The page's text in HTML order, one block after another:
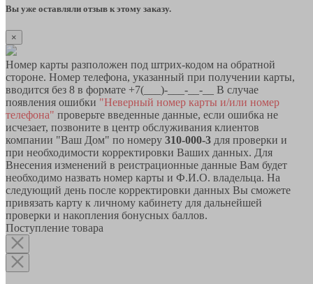
Вы уже оставляли отзыв к этому заказу.
×
Номер карты разположен под штрих-кодом на обратной
стороне. Номер телефона, указанный при получении карты,
вводится без 8 в формате +7(___)-___-__-__ В случае
появления ошибки "Неверный номер карты и/или номер
телефона" проверьте введенные данные, если ошибка не
исчезает, позвоните в центр обслуживания клиентов
компании "Ваш Дом" по номеру 310-000-3 для проверки и
при необходимости корректировки Ваших данных. Для
Внесения изменений в реистрационные данные Вам будет
необходимо назвать номер карты и Ф.И.О. владельца. На
следующий день после корректировки данных Вы сможете
привязать карту к личному кабинету для дальнейшей
проверки и накопления бонусных баллов.
Поступление товара